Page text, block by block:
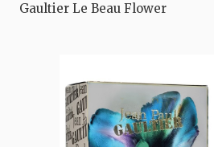
Gaultier Le Beau Flower